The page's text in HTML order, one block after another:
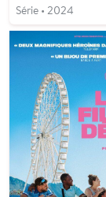
Série • 2024